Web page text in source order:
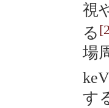
視
る
場
す